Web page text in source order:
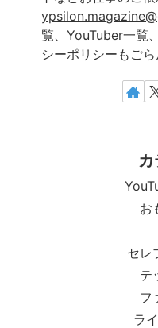
覧
YouTuber一覧
シーポリシー もごら
お
セレ
テ
フ
ラ